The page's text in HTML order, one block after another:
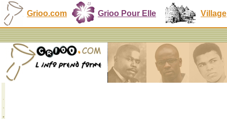
Grioo.com Grioo Pour Elle Village